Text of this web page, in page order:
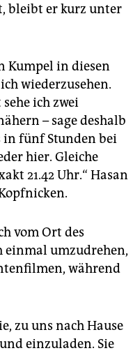
bleibt er kurz unter
Kumpel in diesen
wiederzusehen.
ich zwei
– sage deshalb
fünf Stunden bei
hier. Gleiche
21.42 Uhr.“ Hasan
vom Ort des
einmal umzudrehen,
während
zu uns nach Hause
einzuladen. Sie